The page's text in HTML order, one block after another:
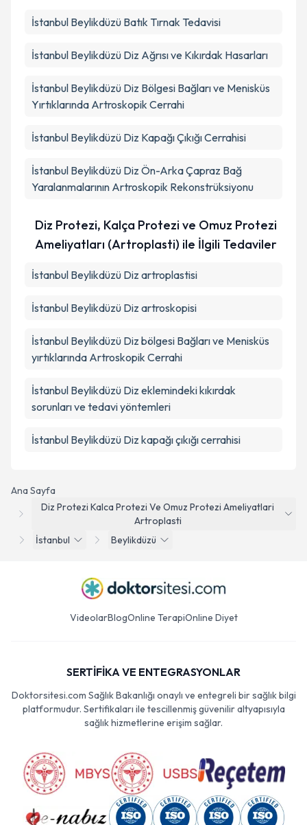
Ana Sayfa
Diz Protezi Kalca Protezi Ve Omuz Protezi Ameliyatlari
Artroplasti
İstanbul
Beylikdüzü
İstanbul Beylikdüzü Batık Tırnak Tedavisi
İstanbul Beylikdüzü Diz Ağrısı ve Kıkırdak Hasarları
İstanbul Beylikdüzü Diz Bölgesi Bağları ve Menisküs
Yırtıklarında Artroskopik Cerrahi
İstanbul Beylikdüzü Diz Kapağı Çıkığı Cerrahisi
İstanbul Beylikdüzü Diz Ön-Arka Çapraz Bağ
Yaralanmalarının Artroskopik Rekonstrüksiyonu
Diz Protezi, Kalça Protezi ve Omuz Protezi
Ameliyatları (Artroplasti) ile İlgili Tedaviler
İstanbul Beylikdüzü Diz artroplastisi
İstanbul Beylikdüzü Diz artroskopisi
İstanbul Beylikdüzü Diz bölgesi Bağları ve Menisküs
yırtıklarında Artroskopik Cerrahi
İstanbul Beylikdüzü Diz eklemindeki kıkırdak
sorunları ve tedavi yöntemleri
İstanbul Beylikdüzü Diz kapağı çıkığı cerrahisi
VideolarBlogOnline TerapiOnline Diyet
SERTİFİKA VE ENTEGRASYONLAR
Doktorsitesi.com Sağlık Bakanlığı onaylı ve entegreli bir sağlık bilgi
platformudur. Sertifikaları ile tescillenmiş güvenilir altyapısıyla
sağlık hizmetlerine erişim sağlar.